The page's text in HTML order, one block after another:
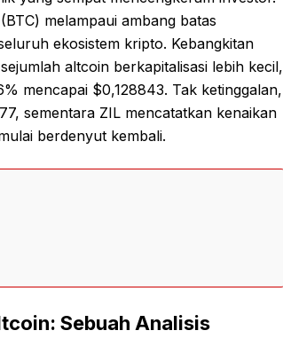
melampaui ambang batas
ekosistem kripto. Kebangkitan
altcoin berkapitalisasi lebih kecil,
mencapai $0,128843. Tak ketinggalan,
sementara ZIL mencatatkan kenaikan
berdenyut kembali.
Sebuah Analisis